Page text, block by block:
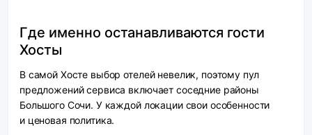
Где именно останавливаются гости
Хосты
В самой Хосте выбор отелей невелик, поэтому пул
предложений сервиса включает соседние районы
Большого Сочи. У каждой локации свои особенности
и ценовая политика.